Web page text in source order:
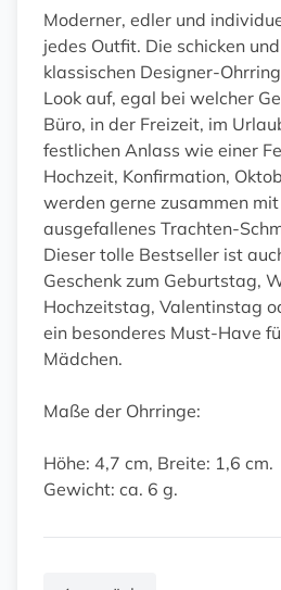
Moderner, edler und
jedes Outfit. Die schicken
klassischen Designer-
Look auf, egal bei welcher
Büro, in der Freizeit, im
festlichen Anlass wie einer
Hochzeit, Konfirmation,
werden gerne zusammen
ausgefallenes Trachten-
Dieser tolle Bestseller ist
Geschenk zum Geburtstag,
Hochzeitstag, Valentinstag
ein besonderes Must-Have
Mädchen.
Maße der Ohrringe:
Höhe: 4,7 cm, Breite: 1,6 cm.
Gewicht: ca. 6 g.